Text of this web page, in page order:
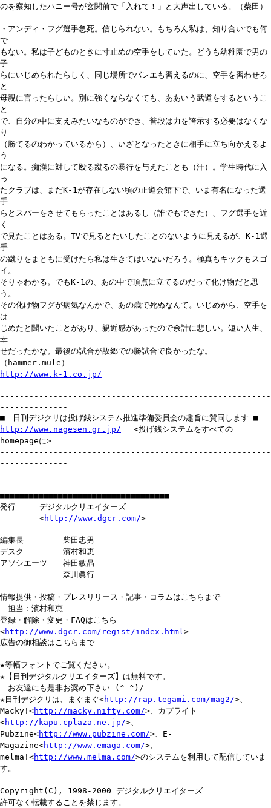
のを察知したハニー号が玄関前で「入れて！」と大声出している。（柴田）
・アンディ・フグ選手急死。信じられない。もちろん私は、知り合いでも何
で
もない。私は子どものときに寸止めの空手をしていた。どうも幼稚園で男の
子
らにいじめられたらしく、同じ場所でバレエも習えるのに、空手を習わせろ
と
母親に言ったらしい。別に強くならなくても、ああいう武道をするというこ
と
で、自分の中に支えみたいなものができ、普段は力を誇示する必要はなくな
り
（勝てるのわかっているから）、いざとなったときに相手に立ち向かえるよ
う
になる。痴漢に対して殴る蹴るの暴行を与えたことも（汗）。学生時代に入
っ
たクラブは、まだK-1が存在しない頃の正道会館下で、いま有名になった選
手
らとスパーをさせてもらったことはあるし（誰でもできた）、フグ選手を近
く
で見たことはある。TVで見るとたいしたことのないように見えるが、K-1選
手
の蹴りをまともに受けたら私は生きてはいないだろう。極真もキックもスゴ
イ。
そりゃわかる。でもK-1の、あの中で頂点に立てるのだって化け物だと思
う。
その化け物フグが病気なんかで、あの歳で死ぬなんて。いじめから、空手を
は
じめたと聞いたことがあり、親近感があったので余計に悲しい。短い人生、
幸
せだったかな。最後の試合が故郷での勝試合で良かったな。
（hammer.mule）
http://www.k-1.co.jp/
--------------------------------------------------------
--------------
■ 日刊デジクリは投げ銭システム推進準備委員会の趣旨に賛同します ■
http://www.nagesen.gr.jp/ <投げ銭システムをすべての
homepageに>
--------------------------------------------------------
--------------
■■■■■■■■■■■■■■■■■■■■■■■■■■■■■■■■■■■
発行 デジタルクリエイターズ
<http://www.dgcr.com/>
編集長 柴田忠男
デスク 濱村和恵
アソシエーツ 神田敏晶
森川眞行
情報提供・投稿・プレスリリース・記事・コラムはこちらまで
担当：濱村和恵
登録・解除・変更・FAQはこちら
<http://www.dgcr.com/regist/index.html >
広告の御相談はこちらまで
★等幅フォントでご覧ください。
★【日刊デジタルクリエイターズ】は無料です。
お友達にも是非お奨め下さい (^_^)/
★日刊デジクリは、まぐまぐ<http://rap.tegami.com/mag2/>、
Macky!<http://macky.nifty.com/>、カプライト
<http://kapu.cplaza.ne.jp/>、
Pubzine<http://www.pubzine.com/>、E-
Magazine<http://www.emaga.com/>、
melma!<http://www.melma.com/>のシステムを利用して配信していま
す。
Copyright(C), 1998-2000 デジタルクリエイターズ
許可なく転載することを禁じます。